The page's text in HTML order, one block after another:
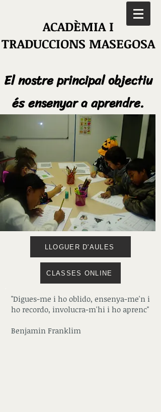
ACADÈMIA I
TRADUCCIONS MASEGOSA
El nostre principal objectiu
és ensenyar a aprendre.
LLOGUER D'AULES
CLASSES ONLINE
"Digues-me i ho oblido, ensenya-me'n i
ho recordo, involucra-m'hi i ho aprenc"
Benjamin Franklim